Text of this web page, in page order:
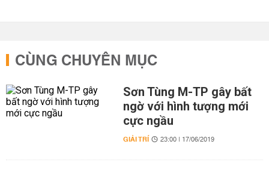
CÙNG CHUYÊN MỤC
Sơn Tùng M-TP gây bất
ngờ với hình tượng mới
cực ngầu
GIẢI TRÍ 23:00 | 17/06/2019